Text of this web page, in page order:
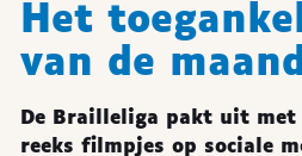
Het
van de maand
De Brailleliga pakt uit met
reeks filmpjes op sociale